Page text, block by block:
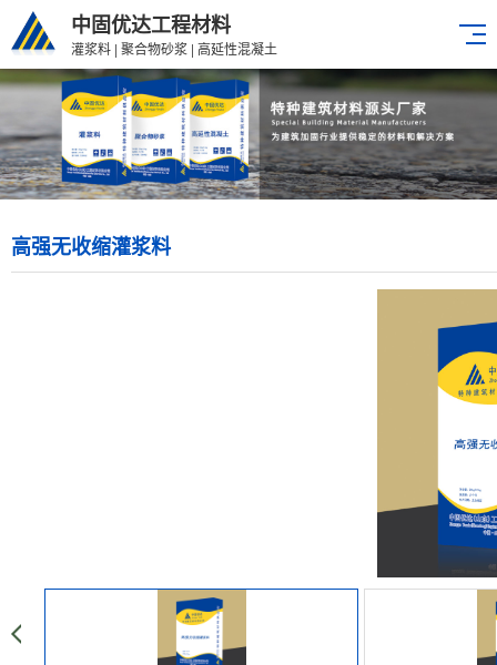
中固优达工程材料
灌浆料 | 聚合物砂浆 | 高延性混凝土
高强无收缩灌浆料